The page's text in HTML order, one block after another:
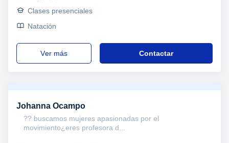
Clases presenciales
Natación
ver más Contactar
Johanna Ocampo
?? buscamos mujeres apasionadas por el
movimiento¿eres profesora d...